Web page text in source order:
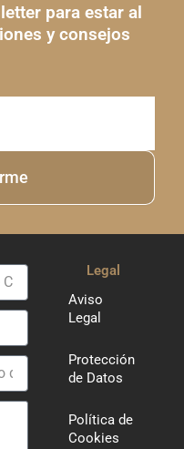
para estar al
y consejos
Legal
Aviso
Legal
Protección
de Datos
Política de
Cookies